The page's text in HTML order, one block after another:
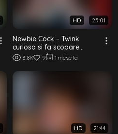
HD 25:01
Newbie Cock – Twink
curioso si fa scopare
bareback per la prima
volta
3.8K 9 1 mese fa
HD 21:44